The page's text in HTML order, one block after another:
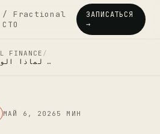
/ Fractional
CTO
ЗАПИСАТЬСЯ
→
FINANCE /
لماذا الوعي يتفوق على الإرادة …
МАЙ 6, 2026 5 МИН